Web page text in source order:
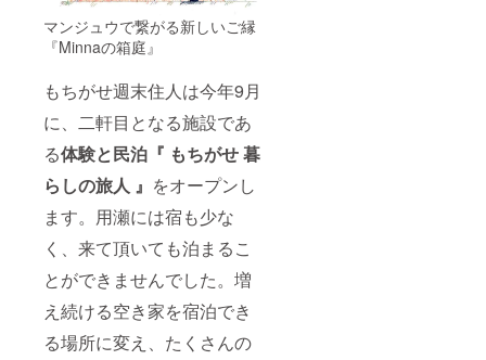
マンジュウで繋がる新しいご縁
『Minnaの箱庭』
もちがせ週末住人は今年9月
に、二軒目となる施設であ
る体験と民泊『 もちがせ 暮
らしの旅人 』 をオープンし
ます。用瀬には宿も少な
く、来て頂いても泊まるこ
とができませんでした。増
え続ける空き家を宿泊でき
る場所に変え、たくさんの